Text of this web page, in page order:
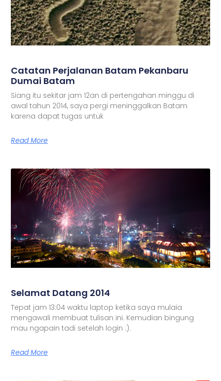
Catatan Perjalanan Batam Pekanbaru
Dumai Batam
Siang itu sekitar jam 12an di pertengahan minggu di
awal tahun 2014, saya pergi meninggalkan Batam
karena dapat tugas untuk
Read More
Selamat Datang 2014
Tepat jam 13:04 waktu laptop ketika saya mulaia
mengawali membuat tulisan ini. Kemudian bingung
mau ngapain tadi setelah login :).
Read More